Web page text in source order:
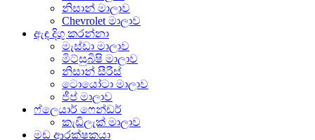
නිසාන් මාලාව
Chevrolet මාලාව
ඇඳ දිගු කරන්නා
මැස්ඩා මාලාව
මිට්සුබිෂි මාලාව
නිසාන් සීරීස්
ටොයෝටා මාලාව
ජීප් මාලාව
ෆ්ලෙයාර් ෆෙන්ඩර්
කැඩිලැක් මාලාව
මඩ ආරක්ෂකයා